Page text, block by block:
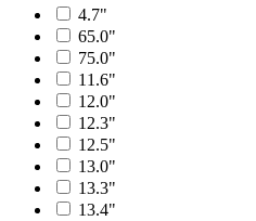
4.7"
65.0"
75.0"
11.6"
12.0"
12.3"
12.5"
13.0"
13.3"
13.4"